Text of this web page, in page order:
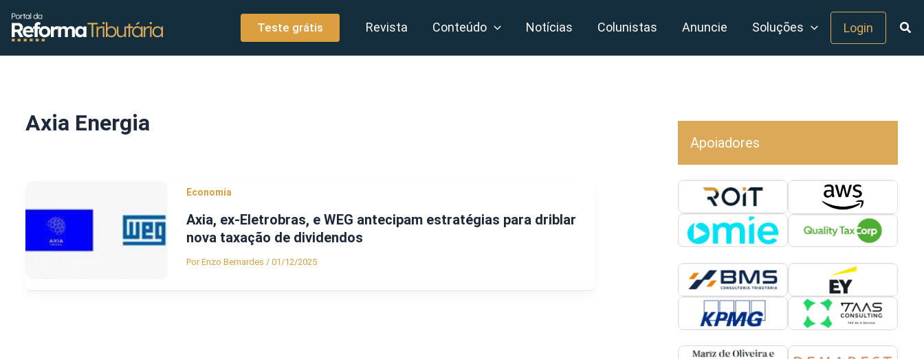
conteúdo
Teste grátis Revista Conteúdo Notícias Colunistas Anuncie Soluções Login
Axia Energia
Economia
Axia, ex-Eletrobras, e WEG antecipam estratégias para driblar
nova taxação de dividendos
PorEnzo Bernardes / 01/12/2025
Apoiadores